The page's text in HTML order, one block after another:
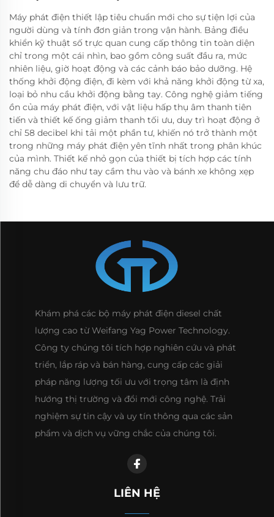
Máy phát điện thiết lập tiêu chuẩn mới cho sự tiện lợi của
người dùng và tính đơn giản trong vận hành. Bảng điều
khiển kỹ thuật số trực quan cung cấp thông tin toàn diện
chỉ trong một cái nhìn, bao gồm công suất đầu ra, mức
nhiên liệu, giờ hoạt động và các cảnh báo bảo dưỡng. Hệ
thống khởi động điện, đi kèm với khả năng khởi động từ xa,
loại bỏ nhu cầu khởi động bằng tay. Công nghệ giảm tiếng
ồn của máy phát điện, với vật liệu hấp thụ âm thanh tiên
tiến và thiết kế ống giảm thanh tối ưu, duy trì hoạt động ở
chỉ 58 decibel khi tải một phần tư, khiến nó trở thành một
trong những máy phát điện yên tĩnh nhất trong phân khúc
của mình. Thiết kế nhỏ gọn của thiết bị tích hợp các tính
năng chu đáo như tay cầm thu vào và bánh xe không xẹp
để dễ dàng di chuyển và lưu trữ.
Khám phá các bộ máy phát điện diesel chất
lượng cao từ Weifang Yag Power Technology.
Công ty chúng tôi tích hợp nghiên cứu và phát
triển, lắp ráp và bán hàng, cung cấp các giải
pháp năng lượng tối ưu với trọng tâm là định
hướng thị trường và đổi mới công nghệ. Trải
nghiệm sự tin cậy và uy tín thông qua các sản
phẩm và dịch vụ vững chắc của chúng tôi.
LIÊN HỆ